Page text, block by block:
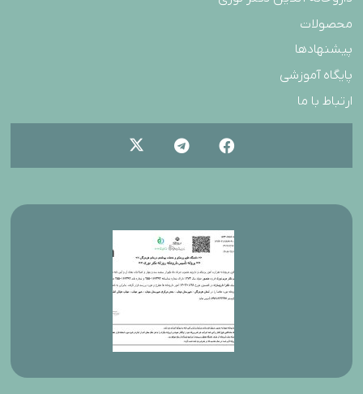
محصولات
پیشنهادها
پایگاه آموزشی
ارتباط با ما